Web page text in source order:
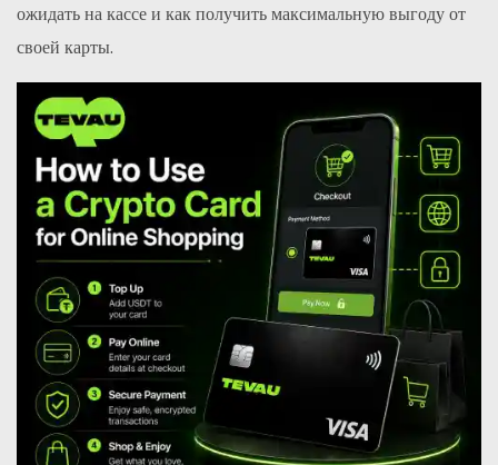
ожидать на кассе и как получить максимальную выгоду от
своей карты.